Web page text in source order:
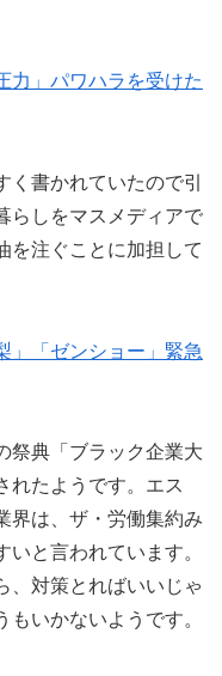
力」パワハラを受けた
書かれていたので引
らしをマスメディアで
を注ぐことに加担して
」「ゼンショー」緊急
祭典「ブラック企業大
れたようです。エス
界は、ザ・労働集約み
と言われています。
、対策とればいいじゃ
いかないようです。